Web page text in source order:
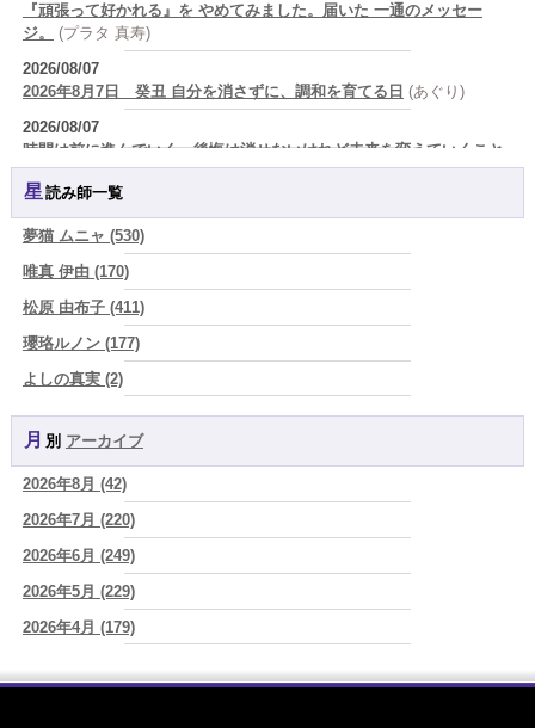
『頑張って好かれる』を やめてみました。届いた 一通のメッセー
ジ。
(プラタ 真寿)
2026/08/07
2026年8月7日 癸丑 自分を消さずに、調和を育てる日 (あぐり)
2026/08/07
時間は前に進んでいく。後悔は消せないけれど未来を変えていくこと
ができる (真巳華 - Mamika -)
「いいお母さん」という仮面を外した日に、鏡の中に立っていたのは
(芽百マミム)
「運命の人を探して何年も迷った。でも最後に気づく…本当に人生を
狂わせるのは『誰を好きになったか』ではなく、『間違ったタイミン
グを運命だと信じたこと』だった (芽百マミム)
真寿の開運Cooking 二段弁当に詰めた、調和のエネルギー。品数が
増える日は、心にも余裕がある証拠かもしれません
2026/08/06
理解されたい人ほど、相手を理解することを忘れてしまう。
由)
2026/08/06
【難しい恋愛】【既読スルー】あなたが楽しんでいるとどんな立場や
年齢でも愛されます
2026/08/06
費される人だけが最後に泣く世界」 (芽百マミム)
星読み師一覧
夢猫 ムニャ (530)
唯真 伊由 (170)
松原 由布子 (411)
瓔珞ルノン (177)
よしの真実 (2)
YOSHIKI (58)
よみ (39)
一之森 陽柑 (26)
椰奈空 (64)
ワカリミ (1)
神楽峰ヴィスカ (10)
赤羽うさぎ (341)
月別 アーカイブ
2026年8月 (42)
2026年7月 (220)
2026年6月 (249)
2026年5月 (229)
2026年4月 (179)